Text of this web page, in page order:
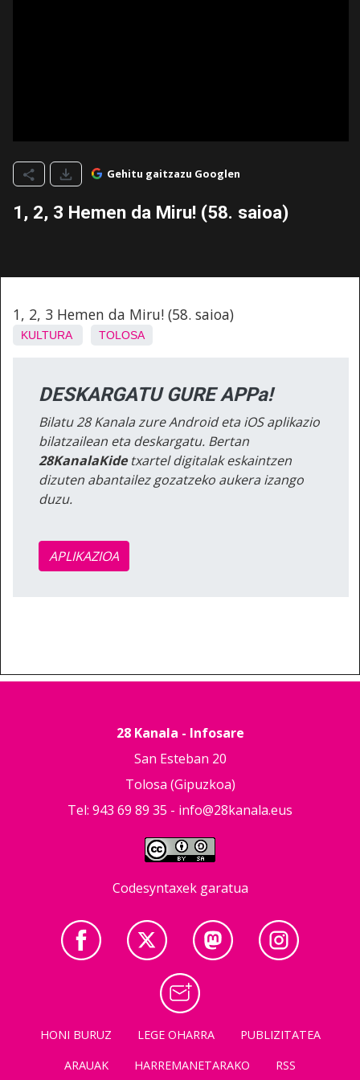
Gehitu gaitzazu Googlen
1, 2, 3 Hemen da Miru! (58. saioa)
1, 2, 3 Hemen da Miru! (58. saioa)
KULTURA TOLOSA
DESKARGATU GURE APPa!
Bilatu 28 Kanala zure Android eta iOS aplikazio
bilatzailean eta deskargatu. Bertan
28KanalaKidetxartel digitalak eskaintzen
dizuten abantailez gozatzeko aukera izango
duzu.
APLIKAZIOA
28 Kanala - Infosare
San Esteban 20
Tolosa (Gipuzkoa)
Tel: 943 69 89 35 - info@28kanala.eus
Codesyntaxek garatua
HONI BURUZ LEGE OHARRA
PUBLIZITATEA
ARAUAK
HARREMANETARAKO RSS